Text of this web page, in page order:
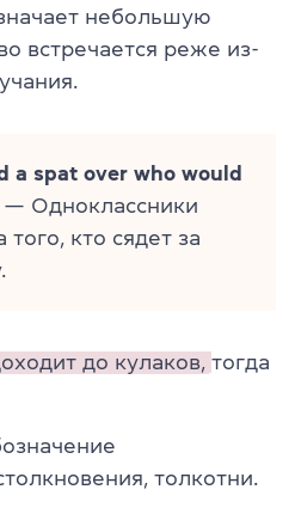
небольшую
встречается реже из-
a spat over who would
— Одноклассники
того, кто сядет за
до кулаков, тогда
толкотни.